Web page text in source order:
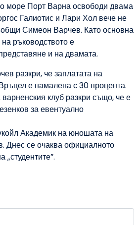
море Порт Варна освободи двама
Галиотис и Лари Хол вече не
Симеон Варчев. Като основна
ръководството е
и на двамата.
разкри, че заплатата на
е намалена с 30 процента.
клуб разкри също, че е
за евентуално
Академик на юношата на
Днес се очаква официалното